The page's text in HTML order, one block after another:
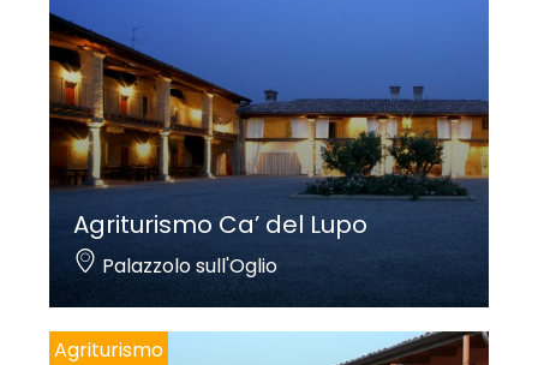
Agriturismo Ca’ del Lupo
Palazzolo sull'Oglio
Agriturismo